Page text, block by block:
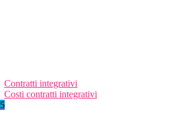
Contratti integrativi
Costi contratti integrativi
5